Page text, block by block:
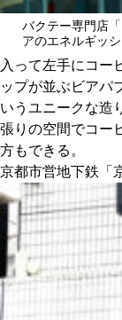
バクテー専門店
アのエネルギッ
入って左手にコー
ップが並ぶビア
いうユニークな造
張りの空間でコー
方もできる。
京都市営地下鉄「